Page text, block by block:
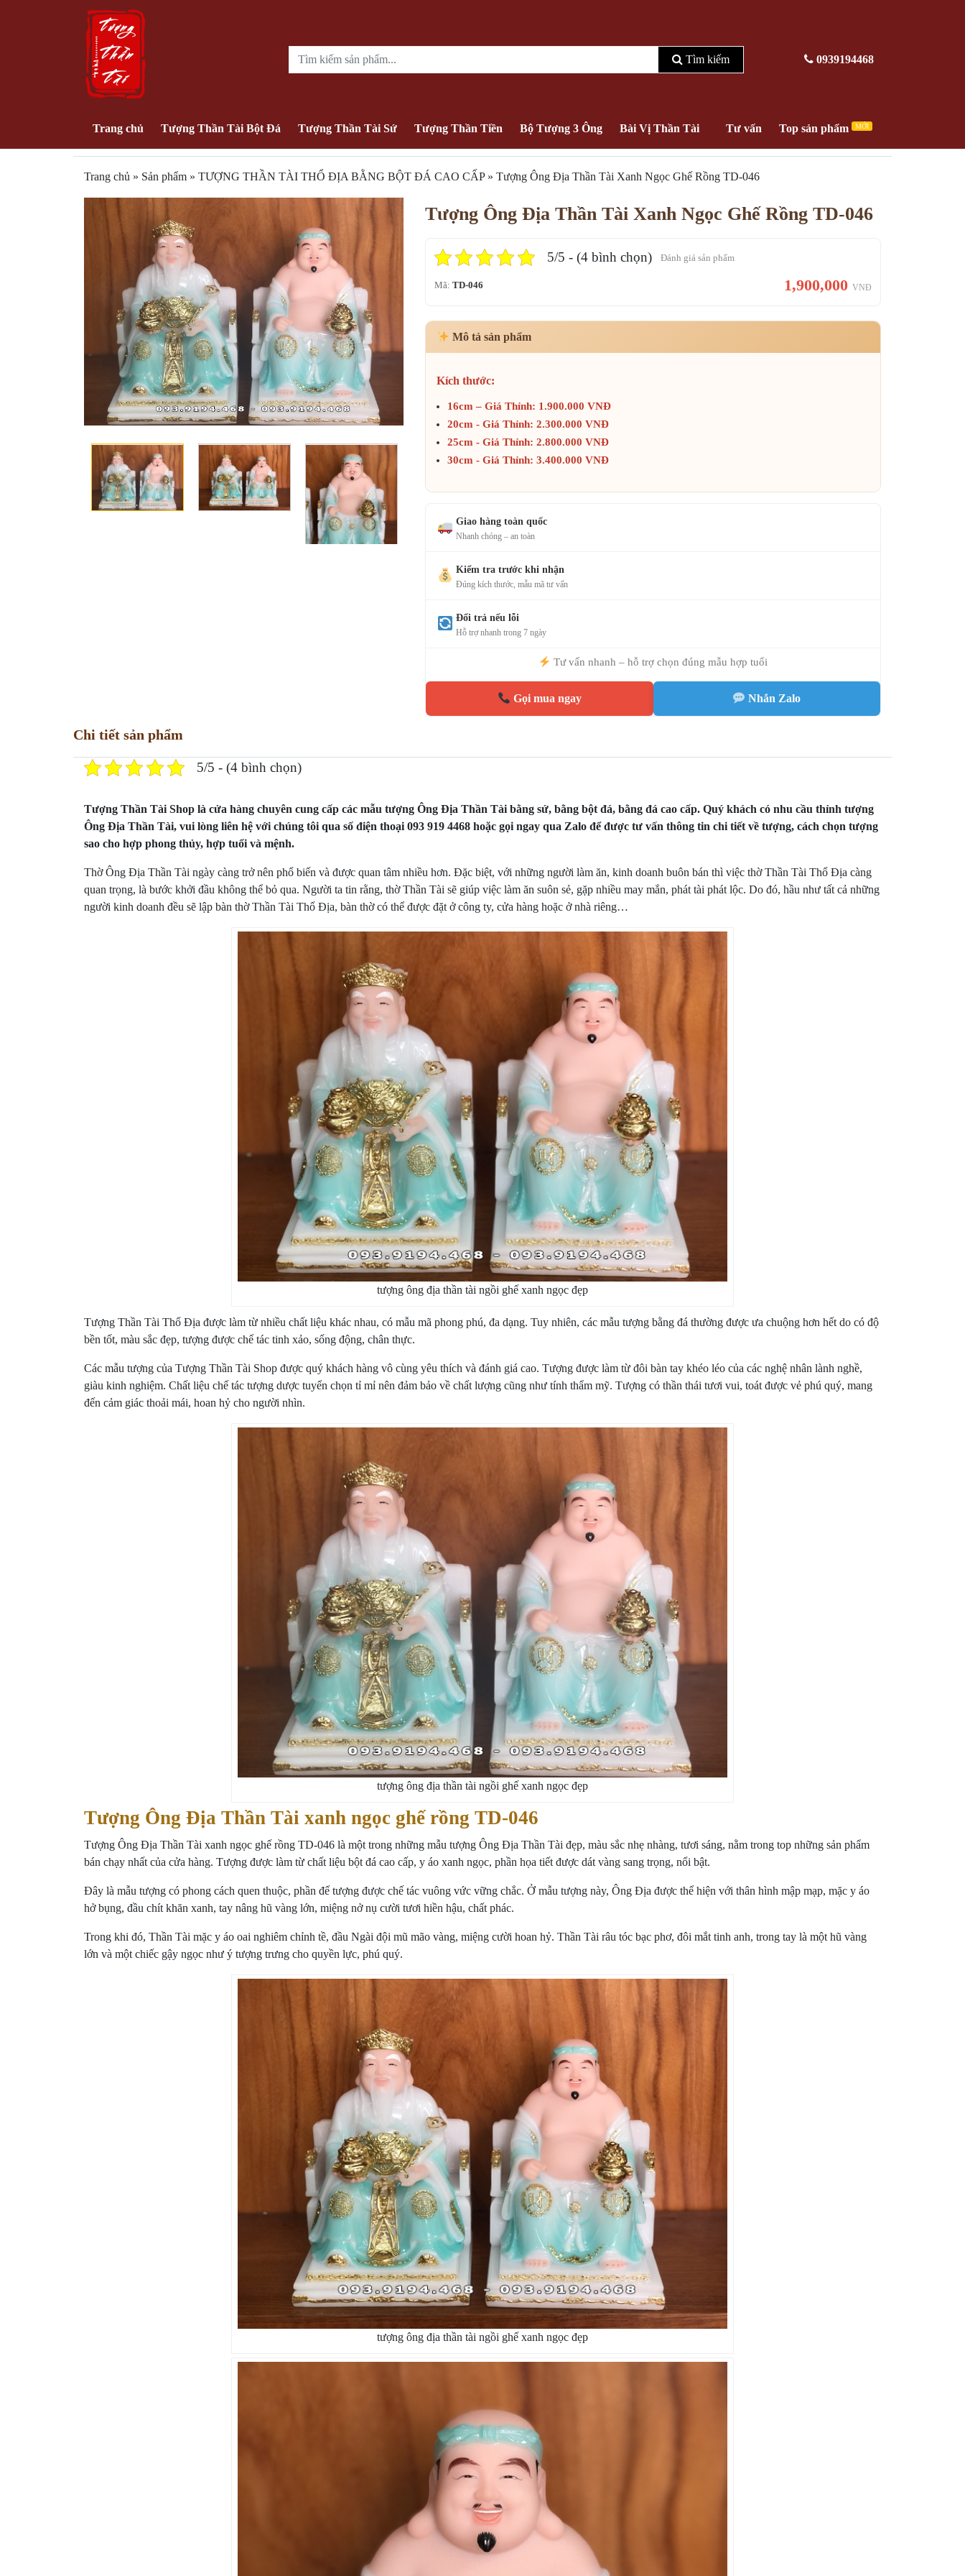
Tìm kiếm 0939194468
Trang chủ Tượng Thần Tài Bột Đá Tượng Thần Tài Sứ Tượng Thần Tiền Bộ Tượng 3 Ông Bài Vị Thần Tài Tư vấn Top sản phẩm MỚI
Trang chủ » Sản phẩm » TƯỢNG THẦN TÀI THỔ ĐỊA BẰNG BỘT ĐÁ CAO CẤP» Tượng Ông Địa Thần Tài Xanh Ngọc Ghế Rồng TD-046
Tượng Ông Địa Thần Tài Xanh Ngọc Ghế Rồng TD-046
5/5 - (4 bình chọn) Đánh giá sản phẩm
Mã: TD-046 1,900,000 VNĐ
Mô tả sản phẩm
Kích thước:
16cm – Giá Thỉnh: 1.900.000 VNĐ
20cm - Giá Thỉnh: 2.300.000 VNĐ
25cm - Giá Thỉnh: 2.800.000 VNĐ
30cm - Giá Thỉnh: 3.400.000 VNĐ
Giao hàng toàn quốc
Nhanh chóng – an toàn
Kiểm tra trước khi nhận
Đúng kích thước, mẫu mã tư vấn
Đổi trả nếu lỗi
Hỗ trợ nhanh trong 7 ngày
Tư vấn nhanh – hỗ trợ chọn đúng mẫu hợp tuổi
Gọi mua ngay Nhắn Zalo
Chi tiết sản phẩm
5/5 - (4 bình chọn)
Tượng Thần Tài Shop là cửa hàng chuyên cung cấp các mẫu tượng Ông Địa Thần Tài bằng sứ, bằng bột đá, bằng đá cao cấp. Quý khách có nhu cầu thỉnh tượng
Ông Địa Thần Tài, vui lòng liên hệ với chúng tôi qua số điện thoại 093 919 4468 hoặc gọi ngay qua Zalo để được tư vấn thông tin chi tiết về tượng, cách chọn tượng
sao cho hợp phong thủy, hợp tuổi và mệnh.
Thờ Ông Địa Thần Tài ngày càng trở nên phổ biến và được quan tâm nhiều hơn. Đặc biệt, với những người làm ăn, kinh doanh buôn bán thì việc thờ Thần Tài Thổ Địa càng
quan trọng, là bước khởi đầu không thể bỏ qua. Người ta tin rằng, thờ Thần Tài sẽ giúp việc làm ăn suôn sẻ, gặp nhiều may mắn, phát tài phát lộc. Do đó, hầu như tất cả những
người kinh doanh đều sẽ lập bàn thờ Thần Tài Thổ Địa, bàn thờ có thể được đặt ở công ty, cửa hàng hoặc ở nhà riêng…
tượng ông địa thần tài ngồi ghế xanh ngọc đẹp
Tượng Thần Tài Thổ Địa được làm từ nhiều chất liệu khác nhau, có mẫu mã phong phú, đa dạng. Tuy nhiên, các mẫu tượng bằng đá thường được ưa chuộng hơn hết do có độ
bền tốt, màu sắc đẹp, tượng được chế tác tinh xảo, sống động, chân thực.
Các mẫu tượng của Tượng Thần Tài Shop được quý khách hàng vô cùng yêu thích và đánh giá cao. Tượng được làm từ đôi bàn tay khéo léo của các nghệ nhân lành nghề,
giàu kinh nghiệm. Chất liệu chế tác tượng dược tuyển chọn tỉ mỉ nên đảm bảo về chất lượng cũng như tính thẩm mỹ. Tượng có thần thái tươi vui, toát được vẻ phú quý, mang
đến cảm giác thoải mái, hoan hỷ cho người nhìn.
tượng ông địa thần tài ngồi ghế xanh ngọc đẹp
Tượng Ông Địa Thần Tài xanh ngọc ghế rồng TD-046
Tượng Ông Địa Thần Tài xanh ngọc ghế rồng TD-046 là một trong những mẫu tượng Ông Địa Thần Tài đẹp, màu sắc nhẹ nhàng, tươi sáng, nằm trong top những sản phẩm
bán chạy nhất của cửa hàng. Tượng được làm từ chất liệu bột đá cao cấp, y áo xanh ngọc, phần họa tiết được dát vàng sang trọng, nổi bật.
Đây là mẫu tượng có phong cách quen thuộc, phần đế tượng được chế tác vuông vức vững chắc. Ở mẫu tượng này, Ông Địa được thể hiện với thân hình mập mạp, mặc y áo
hở bụng, đầu chít khăn xanh, tay nâng hũ vàng lớn, miệng nở nụ cười tươi hiền hậu, chất phác.
Trong khi đó, Thần Tài mặc y áo oai nghiêm chỉnh tề, đầu Ngài đội mũ mão vàng, miệng cười hoan hỷ. Thần Tài râu tóc bạc phơ, đôi mắt tinh anh, trong tay là một hũ vàng
lớn và một chiếc gậy ngọc như ý tượng trưng cho quyền lực, phú quý.
tượng ông địa thần tài ngồi ghế xanh ngọc đẹp